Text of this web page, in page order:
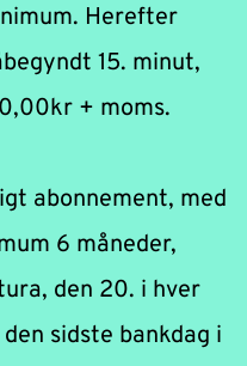
Herefter
15. minut,
+ moms.
abonnement, med
6 måneder,
den 20. i hver
sidste bankdag i